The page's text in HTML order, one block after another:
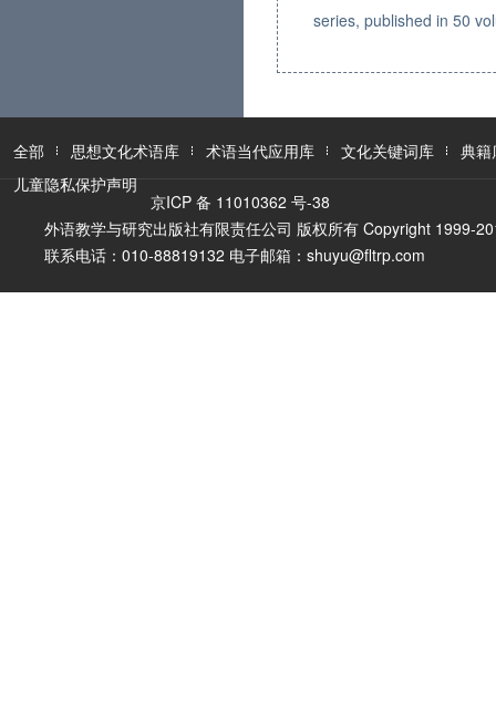
series, published in 50
全部 思想文化术语库 术语当代应用库 文化关键词库
典籍
儿童隐私保护声明
京ICP 备 11010362 号-38
外语教学与研究出版社有限责任公司 版权所有 Copyright 1999-
联系电话：010-88819132 电子邮箱：shuyu@fltrp.com